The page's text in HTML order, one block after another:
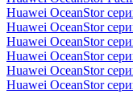
Huawei OceanStor
Huawei OceanStor
Huawei OceanStor
Huawei OceanStor
Huawei OceanStor
Huawei OceanStor